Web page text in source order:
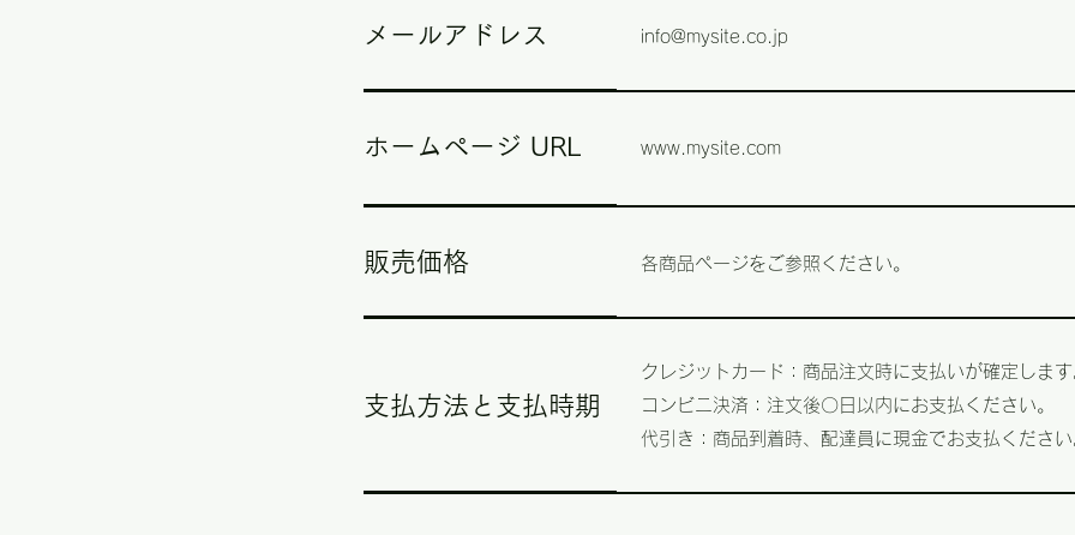
メールアドレス
ホームページ URL
販売価格
支払方法と支払時期
info@mysite.co.jp
www.mysite.com
各商品ページをご参照ください。
クレジットカード：商品注文時に支払いが確定しま
コンビニ決済：注文後〇日以内にお支払ください。
代引き：商品到着時、配達員に現金でお支払くださ